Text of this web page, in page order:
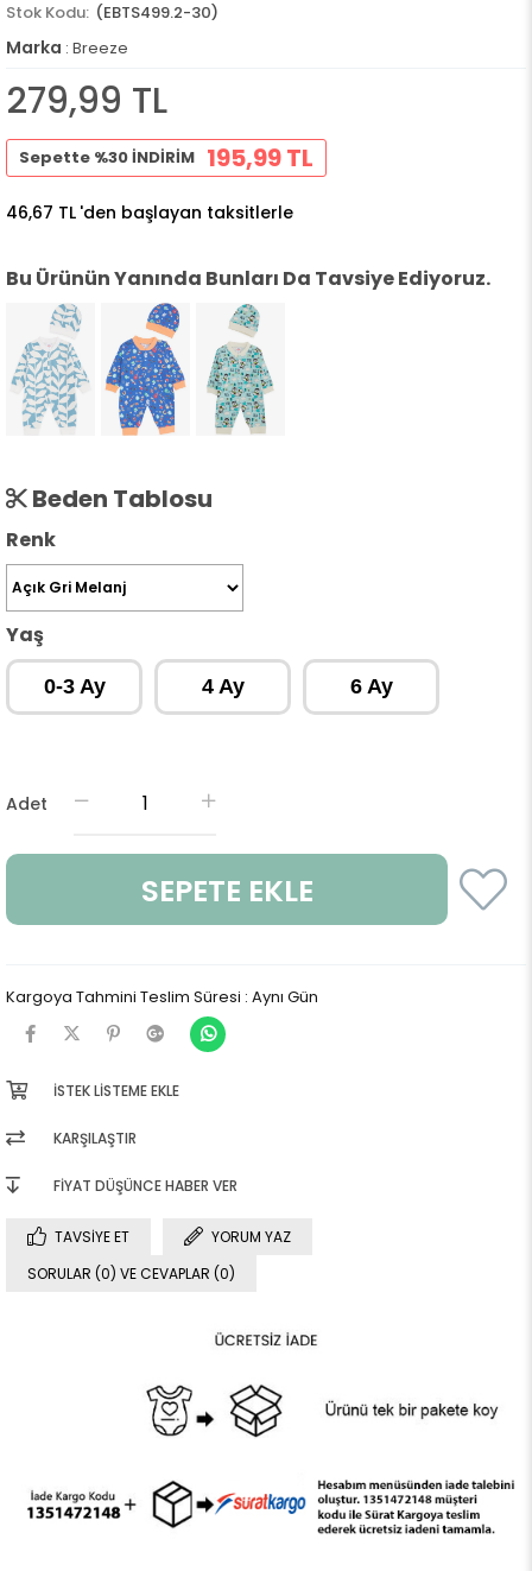
(EBTS499.2-30)
Marka : Breeze
279,99 TL
Sepette %30 İNDİRİM 195,99 TL
46,67 TL 'den başlayan taksitlerle
Bu Ürünün Yanında Bunları Da Tavsiye Ediyoruz.
Beden Tablosu
Renk
Yaş
0-3 Ay 4 Ay 6 Ay
Adet
Kargoya Tahmini Teslim Süresi : Aynı Gün
İSTEK LISTEME EKLE
KARŞILAŞTIR
FIYAT DÜŞÜNCE HABER VER
TAVSIYE ET
YORUM YAZ
SORULAR (0) VE CEVAPLAR (0)